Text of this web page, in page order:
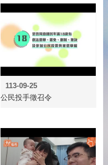
113-09-25
公民投手徵召令